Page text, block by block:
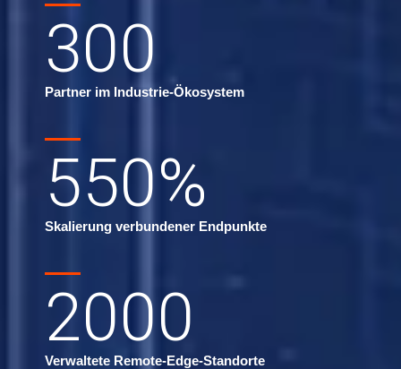
300
Partner im Industrie-Ökosystem
550%
Skalierung verbundener Endpunkte
2000
Verwaltete Remote-Edge-Standorte